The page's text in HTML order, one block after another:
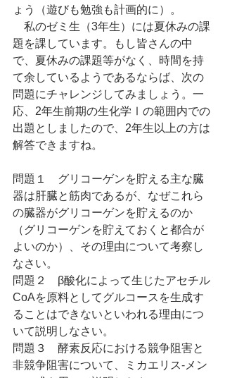
ょう（遊びも勉強も計画的に）。
私のゼミ生（3年生）には夏休みの課
題を課しています。もし皆さんの中
で、夏休みの課題等がなく、時間を持
て余しているようであるならば、次の
問題にチャレンジしてみましょう。一
応、2年生前期の生化学Ⅰの範囲内での
出題としましたので、2年生以上の方は
解答できますね。
問題１　グリコーゲンを貯える主な臓
器は肝臓と筋肉であるが、なぜこれら
の臓器がグリコーゲンを貯えるのか
（グリコーゲンを貯えておくと都合が
よいのか）、その理由について考察し
なさい。
問題２　β酸化によって生じたアセチル
CoAを原料としてグルコースを生成す
ることはできないといわれる理由につ
いて説明しなさい。
問題３　酵素反応における競争阻害と
非競争阻害について、ミカエリス-メン